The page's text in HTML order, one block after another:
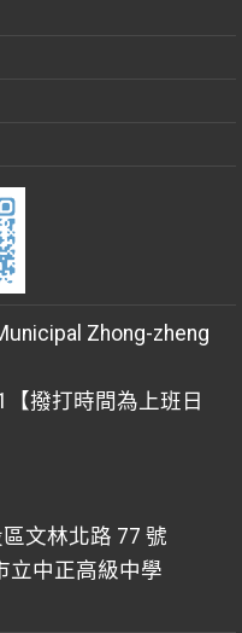
Zhong-zheng
撥打時間為上班日
文林北路 77 號
立中正高級中學